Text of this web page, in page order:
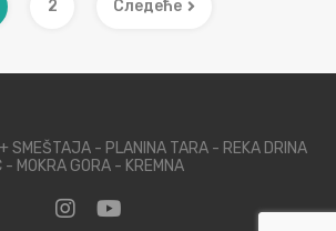
2 Следеће
- PLANINA TARA - REKA DRINA
MOKRA GORA - KREMNA